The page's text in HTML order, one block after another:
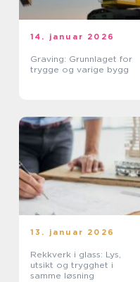
14. januar 2026
Graving: Grunnlaget for
trygge og varige bygg
13. januar 2026
Rekkverk i glass: Lys,
utsikt og trygghet i
samme løsning